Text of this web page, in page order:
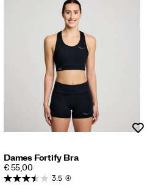
Dames Fortify Bra
PRICE
€ 55,00
3.5 (4)